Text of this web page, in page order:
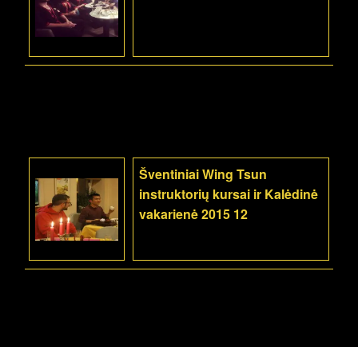
Šventiniai Wing Tsun
instruktorių kursai ir Kalėdinė
vakarienė 2015 12